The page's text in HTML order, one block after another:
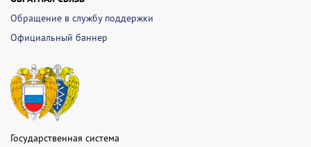
Обращение в службу поддержки
Официальный баннер
Государственная система